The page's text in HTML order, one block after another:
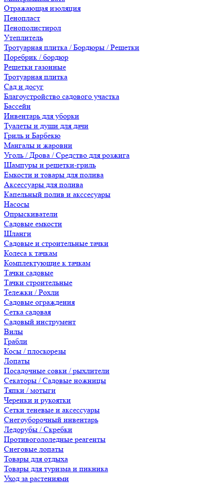
Отражающая изоляция
Пенопласт
Пенополистирол
Утеплитель
Тротуарная плитка / Бордюры / Решетки
Поребрик / бордюр
Решетки газонные
Тротуарная плитка
Сад и досуг
Благоустройство садового участка
Бассейн
Инвентарь для уборки
Туалеты и души для дачи
Гриль и Барбекю
Мангалы и жаровни
Уголь / Дрова / Средство для розжига
Шампуры и решетки-гриль
Емкости и товары для полива
Аксессуары для полива
Капельный полив и акссесуары
Насосы
Опрыскиватели
Садовые емкости
Шланги
Садовые и строительные тачки
Колеса к тачкам
Комплектующие к тачкам
Тачки садовые
Тачки строительные
Тележки / Рохли
Садовые ограждения
Сетка садовая
Садовый инструмент
Вилы
Грабли
Косы / плоскорезы
Лопаты
Посадочные совки / рыхлители
Секаторы / Садовые ножницы
Тяпки / мотыги
Черенки и рукоятки
Сетки теневые и аксессуары
Снегоуборочный инвентарь
Ледорубы / Скребки
Противогололедные реагенты
Снеговые лопаты
Товары для отдыха
Товары для туризма и пикника
Уход за растениями